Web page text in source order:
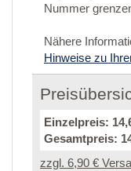
Nummer
Nähere
Hinweise zu
Einzelpreis:
Gesamtpreis:
zzgl. 6,90 €